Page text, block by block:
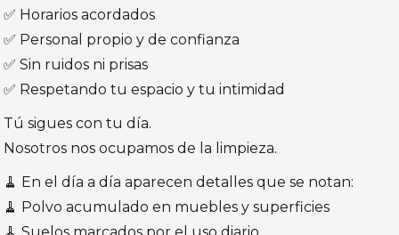
✅ Horarios acordados
✅ Personal propio y de confianza
✅ Sin ruidos ni prisas
✅ Respetando tu espacio y tu intimidad
Tú sigues con tu día.
Nosotros nos ocupamos de la limpieza.
🧹 En el día a día aparecen detalles que se notan:
🧹 Polvo acumulado en muebles y superficies